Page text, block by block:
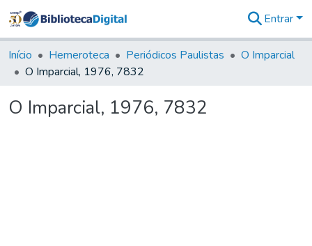
&
Coleções
Tudo na
Digital
Entrar
Início Hemeroteca Periódicos Paulistas
O Imparcial
O Imparcial, 1976, 7832
O Imparcial, 1976, 7832